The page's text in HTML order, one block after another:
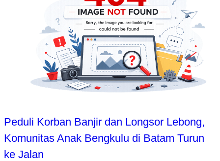
Peduli Korban Banjir dan Longsor Lebong,
Komunitas Anak Bengkulu di Batam Turun
ke Jalan